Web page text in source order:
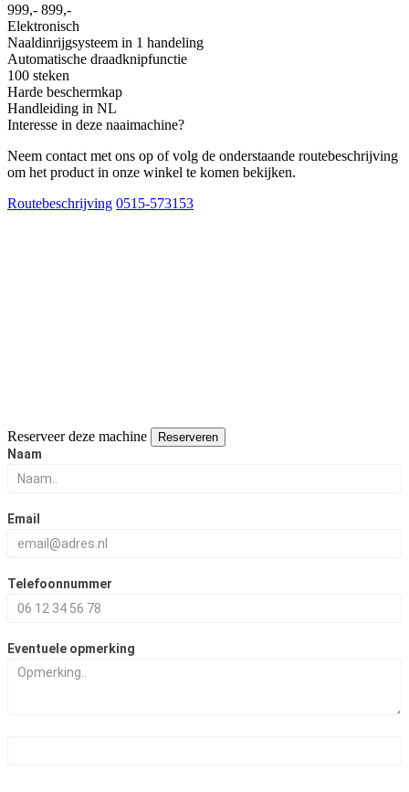
999,- 899,-
Elektronisch
Naaldinrijgsysteem in 1 handeling
Automatische draadknipfunctie
100 steken
Harde beschermkap
Handleiding in NL
Interesse in deze naaimachine?
Neem contact met ons op of volg de onderstaande routebeschrijving
om het product in onze winkel te komen bekijken.
Routebeschrijving 0515-573153
Reserveer deze machine Reserveren
Reserveer
deze
naaimachine
Naam
Email
Telefoonnummer
Eventuele opmerking